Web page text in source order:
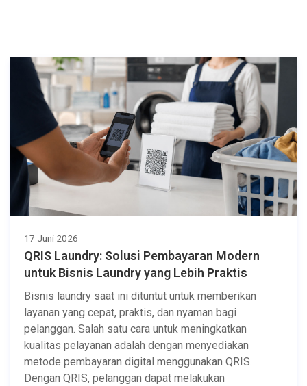
17 Juni 2026
QRIS Laundry: Solusi Pembayaran Modern
untuk Bisnis Laundry yang Lebih Praktis
Bisnis laundry saat ini dituntut untuk memberikan
layanan yang cepat, praktis, dan nyaman bagi
pelanggan. Salah satu cara untuk meningkatkan
kualitas pelayanan adalah dengan menyediakan
metode pembayaran digital menggunakan QRIS.
Dengan QRIS, pelanggan dapat melakukan